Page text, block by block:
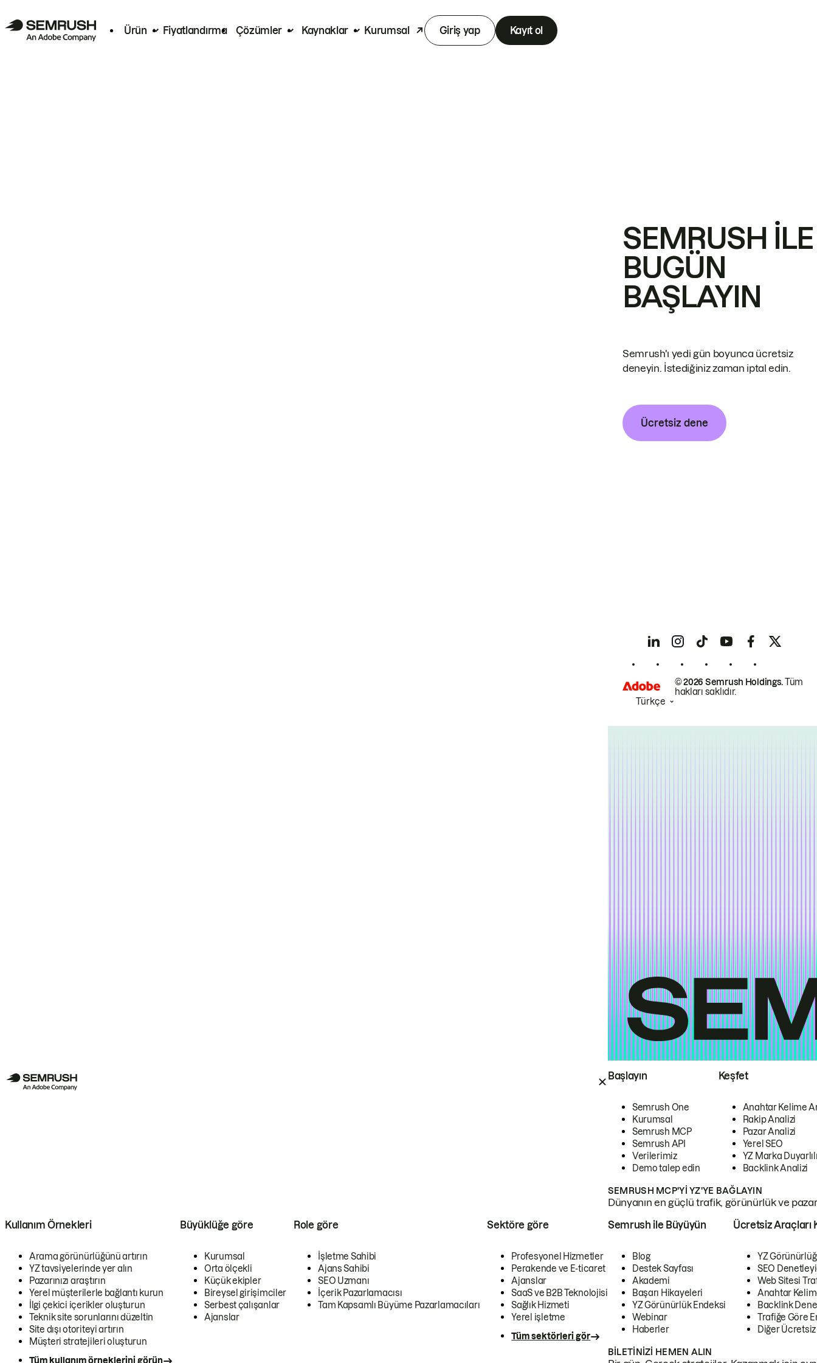
Ürün Fiyatlandırma Çözümler Kaynaklar Kurumsal Giriş yap Kayıt ol
Başlayın
Semrush One
Kurumsal
Semrush MCP
Semrush API
Verilerimiz
Demo talep edin
Keşfet
Anahtar Kelime
Rakip Analizi
Pazar Analizi
Yerel SEO
YZ Marka
Backlink Analizi
SEMRUSH MCP'YI YZ'YE BAĞLAYIN
Dünyanın en güçlü trafik, görünürlük ve
Kullanım Örnekleri
Arama görünürlüğünü artırın
YZ tavsiyelerinde yer alın
Pazarınızı araştırın
Yerel müşterilerle bağlantı kurun
İlgi çekici içerikler oluşturun
Teknik site sorunlarını düzeltin
Site dışı otoriteyi artırın
Müşteri stratejileri oluşturun
Tüm kullanım örneklerini görün
Büyüklüğe göre
Kurumsal
Orta ölçekli
Küçük ekipler
Bireysel girişimciler
Serbest çalışanlar
Ajanslar
Role göre
İşletme Sahibi
Ajans Sahibi
SEO Uzmanı
İçerik Pazarlamacısı
Tam Kapsamlı Büyüme Pazarlamacıları
Sektöre göre
Profesyonel Hizmetler
Perakende ve E-ticaret
Ajanslar
SaaS ve B2B Teknolojisi
Sağlık Hizmeti
Yerel işletme
Tüm sektörleri gör
Semrush ile Büyüyün
Blog
Destek Sayfası
Akademi
Başarı Hikayeleri
YZ Görünürlük Endeksi
Webinar
Haberler
Ücretsiz Araçları
YZ
SEO
Web Sitesi
Anahtar
Backlink
Trafiğe Göre
Diğer
BILETINIZI HEMEN ALIN
SEMRUSH ILE
BUGÜN
BAŞLAYIN
Semrush'ı yedi gün boyunca ücretsiz
deneyin. İstediğiniz zaman iptal edin.
Ücretsiz dene
© 2026 Semrush Holdings.Tüm
hakları saklıdır.
Türkçe